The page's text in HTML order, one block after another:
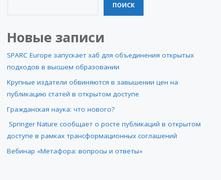
ПОИСК
Новые записи
SPARC Europe запускает хаб для объединения открытых
подходов в высшем образовании
Крупные издатели обвиняются в завышении цен на
публикацию статей в открытом доступе
Гражданская наука: что нового?
Springer Nature сообщает о росте публикаций в открытом
доступе в рамках трансформационных соглашений
Вебинар «Метафора: вопросы и ответы»